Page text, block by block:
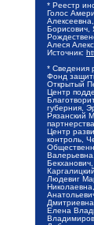
* Реестр
Голос
Борисович,
Алеся
Источник:
* Сведения
Фонд
Открытый
Центр
губерния,
Рязанский
Центр
контроль,
Людевиг
Елена